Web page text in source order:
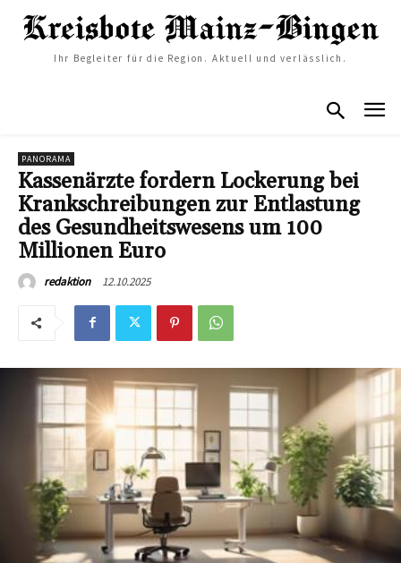
Ihr Begleiter für die Region. Aktuell und verlässlich.
PANORAMA
Kassenärzte fordern Lockerung bei
Krankschreibungen zur Entlastung
des Gesundheitswesens um 100
Millionen Euro
redaktion 12.10.2025